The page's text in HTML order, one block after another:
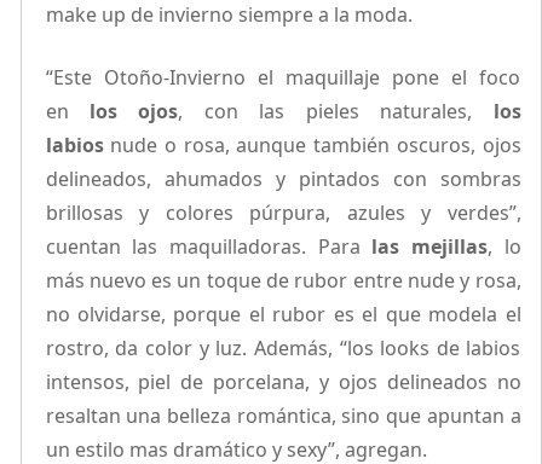
make up de invierno siempre a la moda.
“Este Otoño-Invierno el maquillaje pone el foco
en los ojos, con las pieles naturales, los
labiosnude o rosa, aunque también oscuros, ojos
delineados, ahumados y pintados con sombras
brillosas y colores púrpura, azules y verdes”,
cuentan las maquilladoras. Para las mejillas, lo
más nuevo es un toque de rubor entre nude y rosa,
no olvidarse, porque el rubor es el que modela el
rostro, da color y luz. Además, “los looks de labios
intensos, piel de porcelana, y ojos delineados no
resaltan una belleza romántica, sino que apuntan a
un estilo mas dramático y sexy”, agregan.